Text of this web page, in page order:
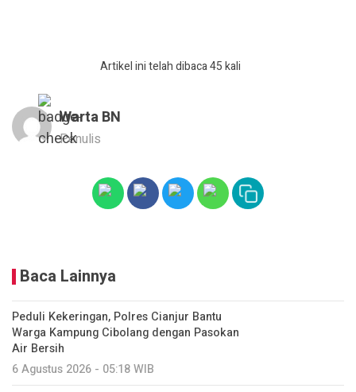
Artikel ini telah dibaca 45 kali
Warta BN
Penulis
Baca Lainnya
Peduli Kekeringan, Polres Cianjur Bantu
Warga Kampung Cibolang dengan Pasokan
Air Bersih
6 Agustus 2026 - 05:18 WIB